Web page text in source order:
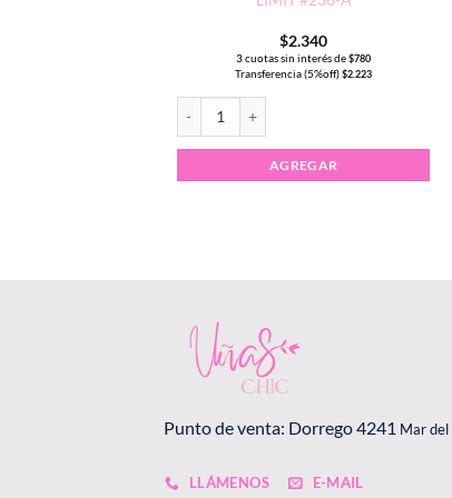
$2.340
3 cuotas sin interés de$780
Transferencia (5%off)$2.223
AGREGAR
Punto de venta: Dorrego 4241 Mar del
LLÁMENOS E-MAIL